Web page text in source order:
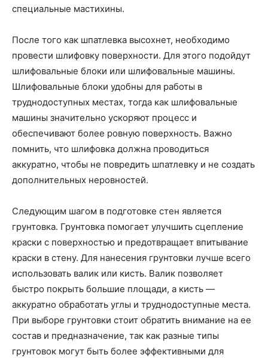
специальные мастихины.
После того как шпатлевка высохнет, необходимо
провести шлифовку поверхности. Для этого подойдут
шлифовальные блоки или шлифовальные машины.
Шлифовальные блоки удобны для работы в
труднодоступных местах, тогда как шлифовальные
машины значительно ускоряют процесс и
обеспечивают более ровную поверхность. Важно
помнить, что шлифовка должна проводиться
аккуратно, чтобы не повредить шпатлевку и не создать
дополнительных неровностей.
Следующим шагом в подготовке стен является
грунтовка. Грунтовка помогает улучшить сцепление
краски с поверхностью и предотвращает впитывание
краски в стену. Для нанесения грунтовки лучше всего
использовать валик или кисть. Валик позволяет
быстро покрыть большие площади, а кисть —
аккуратно обработать углы и труднодоступные места.
При выборе грунтовки стоит обратить внимание на ее
состав и предназначение, так как разные типы
грунтовок могут быть более эффективными для